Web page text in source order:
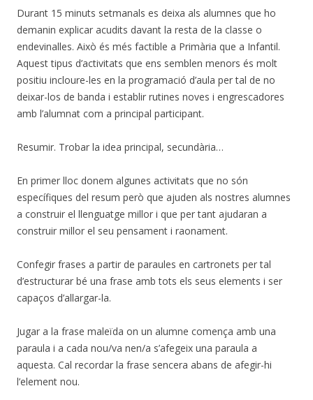
Durant 15 minuts setmanals es deixa als alumnes que ho
demanin explicar acudits davant la resta de la classe o
endevinalles. Això és més factible a Primària que a Infantil.
Aquest tipus d’activitats que ens semblen menors és molt
positiu incloure-les en la programació d’aula per tal de no
deixar-los de banda i establir rutines noves i engrescadores
amb l’alumnat com a principal participant.
Resumir. Trobar la idea principal, secundària…
En primer lloc donem algunes activitats que no són
específiques del resum però que ajuden als nostres alumnes
a construir el llenguatge millor i que per tant ajudaran a
construir millor el seu pensament i raonament.
Confegir frases a partir de paraules en cartronets per tal
d’estructurar bé una frase amb tots els seus elements i ser
capaços d’allargar-la.
Jugar a la frase maleïda on un alumne comença amb una
paraula i a cada nou/va nen/a s’afegeix una paraula a
aquesta. Cal recordar la frase sencera abans de afegir-hi
l’element nou.